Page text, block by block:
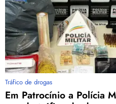
Tráfico de drogas
Em Patrocínio a Polícia